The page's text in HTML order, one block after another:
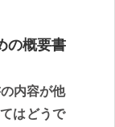
の概要書
内容が他
はどうで